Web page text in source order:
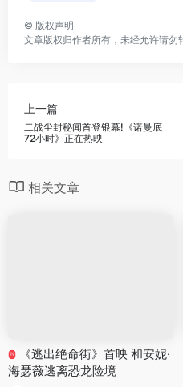
© 版权声明
文章版权归作者所有，未经允许请勿
上一篇
二战尘封秘闻首登银幕!《诺曼底
72小时》正在热映
相关文章
N
《逃出绝命街》首映 和安妮·
海瑟薇逃离恐龙险境